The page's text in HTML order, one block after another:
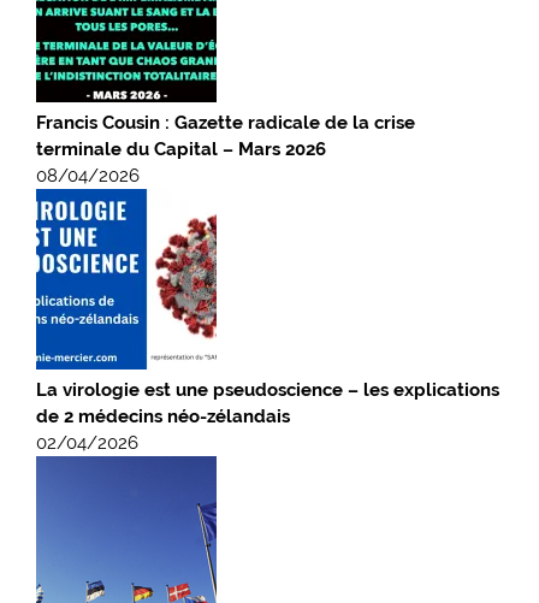
Francis Cousin : Gazette radicale de la crise
terminale du Capital – Mars 2026
08/04/2026
La virologie est une pseudoscience – les explications
de 2 médecins néo-zélandais
02/04/2026